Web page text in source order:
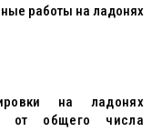
работы на ладонях
на ладонях
от общего числа